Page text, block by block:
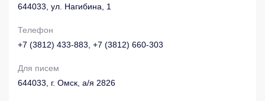
644033, ул. Нагибина, 1
Телефон
+7 (3812) 433-883 +7 (3812) 660-303
Для писем
644033, г. Омск, а/я 2826